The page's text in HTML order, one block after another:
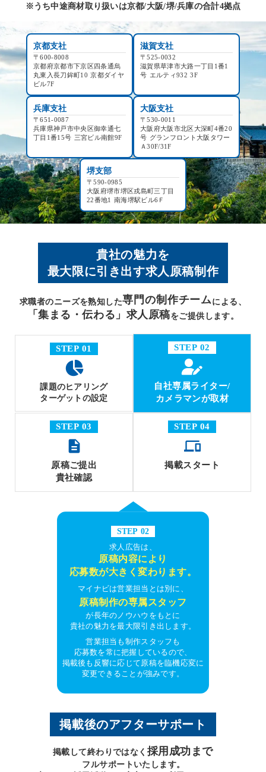
※うち中途商材取り扱いは京都/大阪/堺/兵庫の合計4拠点
京都支社
〒600-8008
京都府京都市下京区四条通烏
丸東入長刀鉾町10 京都ダイヤ
ビル7F
滋賀支社
〒525-0032
滋賀県草津市大路一丁目1番1
号 エルティ932 3F
兵庫支社
〒651-0087
兵庫県神戸市中央区御幸通七
丁目1番15号 三宮ビル南館9F
大阪支社
〒530-0011
大阪府大阪市北区大深町4番20
号 グランフロント大阪タワー
Ａ30F/31F
堺支部
〒590-0985
大阪府堺市堺区戎島町三丁目
22番地1 南海堺駅ビル6Ｆ
貴社の魅力を
最大限に引き出す求人原稿制作
求職者のニーズを熟知した専門の制作チーム による、
「集まる・伝わる」求人原稿をご提供します。
STEP 01
課題のヒアリング
ターゲットの設定
STEP 02
自社専属ライター/
カメラマンが取材
STEP 03
description
⁩原稿ご提出
貴社確認
STEP 04
phonelink
⁩掲載スタート
STEP 02
求人広告は、
原稿内容により
応募数が大きく変わります。
マイナビは営業担当とは別に、
原稿制作の専属スタッフ
が長年のノウハウをもとに
貴社の魅力を最大限引き出します。
営業担当も制作スタッフも
応募数を常に把握しているので、
掲載後も反響に応じて原稿を臨機応変に
変更できることが強みです。
掲載後のアフターサポート
掲載して終わりではなく 採用成功まで
フルサポートいたします。